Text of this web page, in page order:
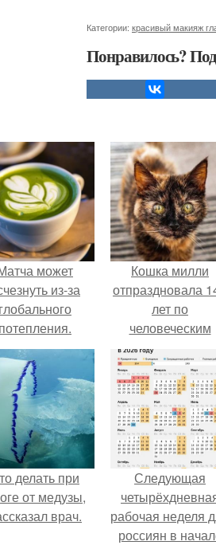
Категории: красивый макияж
Понравилось?
может
из-за
глобального
потепления.
Кошка милли
отпраздновала
лет по
человеческим
Меркам и
претендует на
звание самой
старой в мире.
делать при
от медузы,
врач.
Следующая
рабочая неделя
россиян в